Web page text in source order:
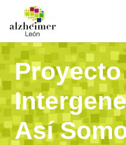
Proyecto
Así